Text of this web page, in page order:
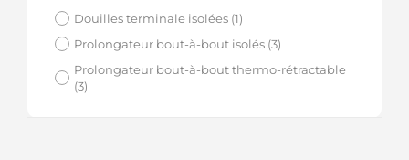
Douilles terminale isolées (1)
Prolongateur bout-à-bout isolés (3)
Prolongateur bout-à-bout thermo-rétractable
(3)